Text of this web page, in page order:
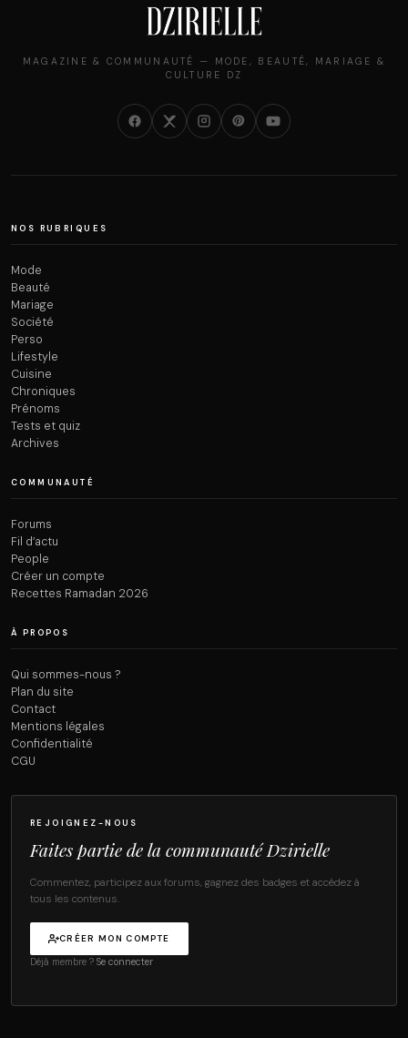
MAGAZINE & COMMUNAUTÉ — MODE, BEAUTÉ, MARIAGE &
CULTURE DZ
NOS RUBRIQUES
Mode
Beauté
Mariage
Société
Perso
Lifestyle
Cuisine
Chroniques
Prénoms
Tests et quiz
Archives
COMMUNAUTÉ
Forums
Fil d’actu
People
Créer un compte
Recettes Ramadan 2026
À PROPOS
Qui sommes-nous ?
Plan du site
Contact
Mentions légales
Confidentialité
CGU
REJOIGNEZ-NOUS
Faites partie de la communauté Dzirielle
Commentez, participez aux forums, gagnez des badges et accédez à
tous les contenus.
CRÉER MON COMPTE
Déjà membre ? Se connecter